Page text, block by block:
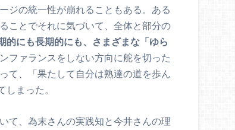
ジの統一性が崩れることもある。ある
ことでそれに気づいて、全体と部分の
的にも長期的にも、さまざまな「ゆら
ファランスをしない方向に舵を切った
て、「果たして自分は熟達の道を歩ん
まった。
て、為末さんの実践知と今井さんの理